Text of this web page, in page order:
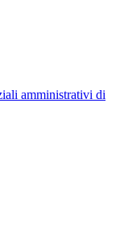
amministrativi di